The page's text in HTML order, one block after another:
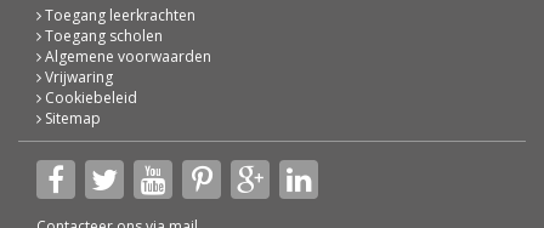
Toegang leerkrachten
Toegang scholen
Algemene voorwaarden
Vrijwaring
Cookiebeleid
Sitemap